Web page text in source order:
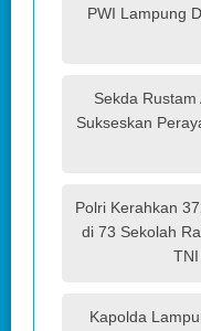
PWI Lampung
Sekda
Sukseskan
Polri Kerahkan
di 73 Sekolah
TNI
Kapolda